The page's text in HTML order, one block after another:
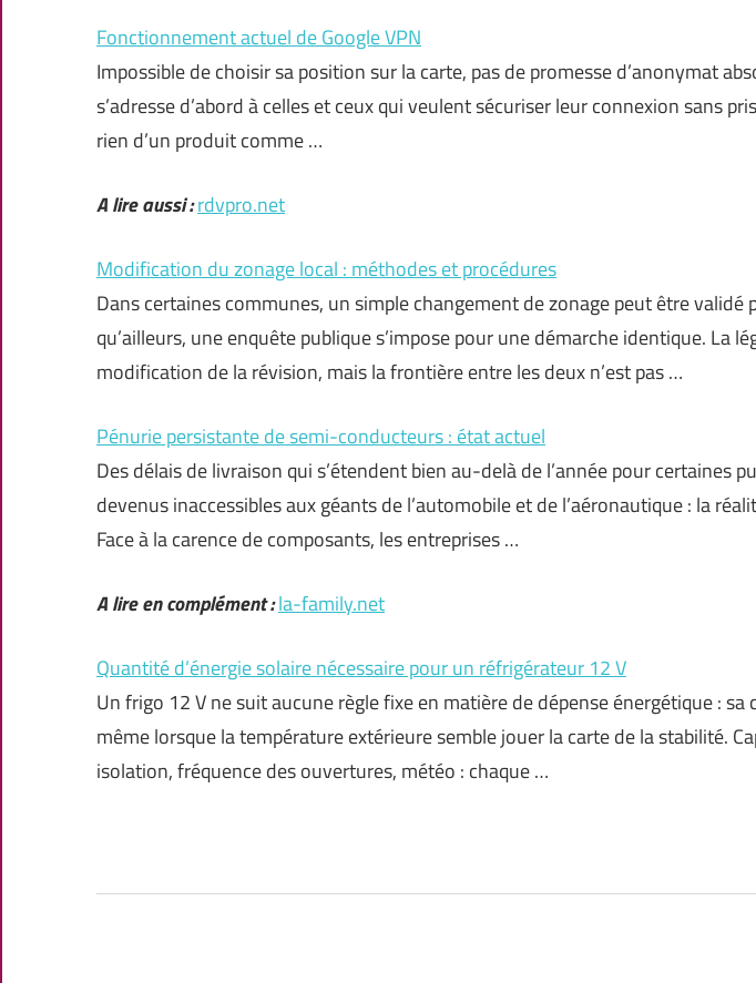
Fonctionnement actuel de Google VPN
Impossible de choisir sa position sur la carte, pas de promesse d’anonymat
s’adresse d’abord à celles et ceux qui veulent sécuriser leur connexion sans
rien d’un produit comme …
A lire aussi :rdvpro.net
Modification du zonage local : méthodes et procédures
Dans certaines communes, un simple changement de zonage peut être validé
qu’ailleurs, une enquête publique s’impose pour une démarche identique. La
modification de la révision, mais la frontière entre les deux n’est pas …
Pénurie persistante de semi-conducteurs : état actuel
Des délais de livraison qui s’étendent bien au-delà de l’année pour certaines
devenus inaccessibles aux géants de l’automobile et de l’aéronautique : la
Face à la carence de composants, les entreprises …
A lire en complément :la-family.net
Quantité d’énergie solaire nécessaire pour un réfrigérateur 12 V
Un frigo 12 V ne suit aucune règle fixe en matière de dépense énergétique :
même lorsque la température extérieure semble jouer la carte de la stabilité.
isolation, fréquence des ouvertures, météo : chaque …